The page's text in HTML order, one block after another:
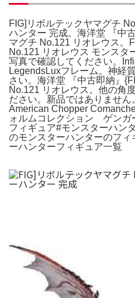
FIG]リボルテックヤマグチ
ハンター 完成。海洋堂 『中
マグチ No.121 リオレウス。
No.121 リオレウス モンスタ
写真で確認してください。
LegendsLuxフレーム。神経
さい。海洋堂 『中古即納』
No.121 リオレウス。他の角
ださい。新品ではありませ
American Chopper
ォルムコレクション ゲンガ
フィギュア#モンスターハン
のモンスターハンターのフ
ーハンターフィギュア一覧